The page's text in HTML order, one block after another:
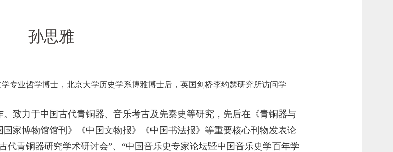
孙思雅
专业哲学博士，北京大学历史学系博雅博士后，英国剑桥李约瑟研究所访问学
致力于中国古代青铜器、音乐考古及先秦史等研究，先后在《青铜器与
家博物馆馆刊》《中国文物报》《中国书法报》等重要核心刊物发表论
代青铜器研究学术研讨会”、“中国音乐史专家论坛暨中国音乐史学百年学